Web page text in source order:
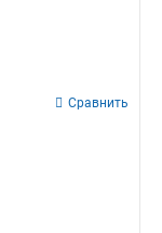
Сравнить